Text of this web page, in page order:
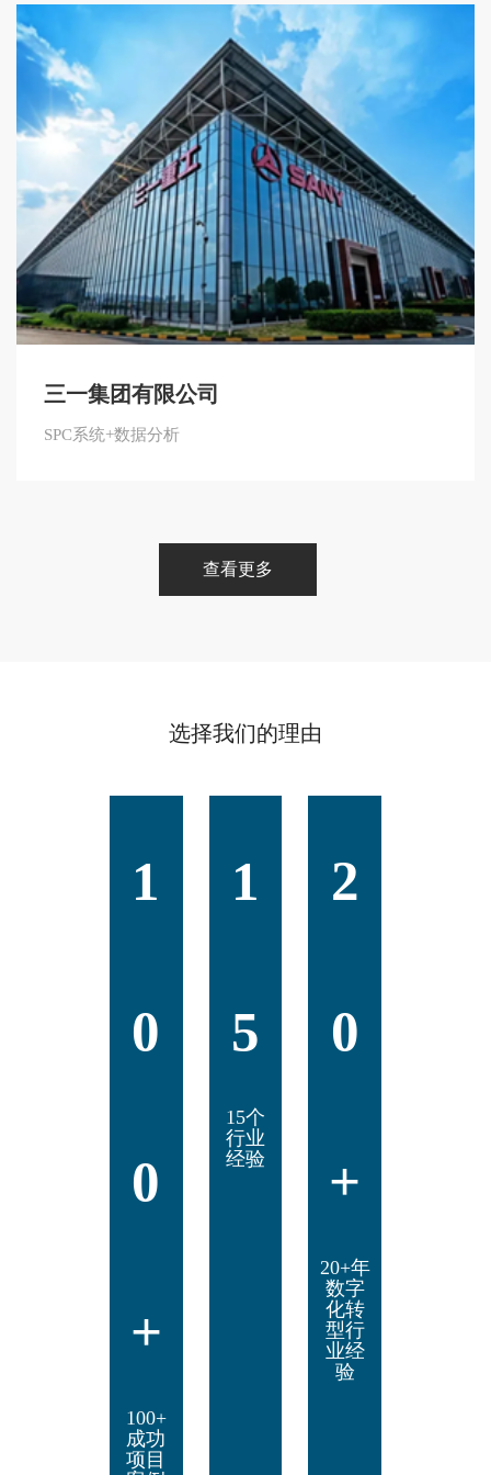
三一集团有限公司
SPC系统+数据分析
查看更多
选择我们的理由
1
0
0
+
100+
成功
项目
1
5
15个
行业
经验
2
0
+
20+年
数字
化转
型行
业经
验